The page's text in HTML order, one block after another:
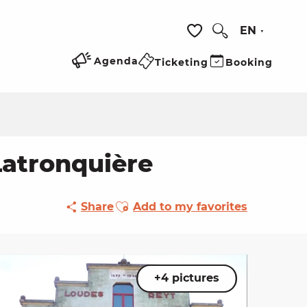
Voir les favoris
EN
Agenda Ticketing Booking
ShareAjouter aux favoris
Add to my favorites
+4 pictures